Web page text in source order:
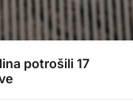
potrošili 17